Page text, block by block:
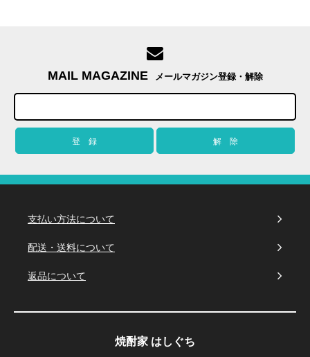
MAIL MAGAZINE メールマガジン登録・解除
支払い方法について
配送・送料について
返品について
焼酎家 はしぐち